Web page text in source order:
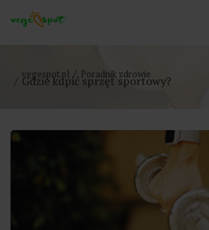
vegespot.pl Poradnik zdrowie
Gdzie kupić sprzęt sportowy?